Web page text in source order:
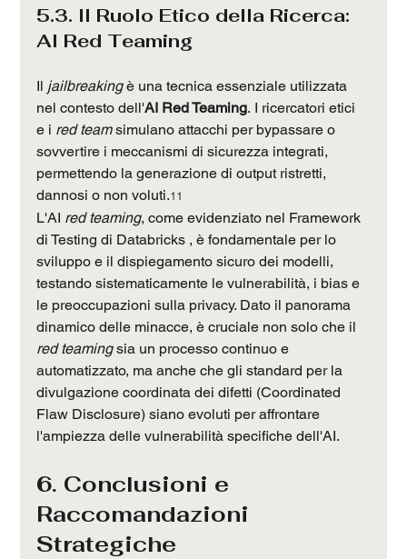
5.3. Il Ruolo Etico della Ricerca:
AI Red Teaming
Il jailbreaking è una tecnica essenziale utilizzata
nel contesto dell'AI Red Teaming. I ricercatori etici
e i red team simulano attacchi per bypassare o
sovvertire i meccanismi di sicurezza integrati,
permettendo la generazione di output ristretti,
dannosi o non voluti.11
L'AI red teaming, come evidenziato nel Framework
di Testing di Databricks , è fondamentale per lo
sviluppo e il dispiegamento sicuro dei modelli,
testando sistematicamente le vulnerabilità, i bias e
le preoccupazioni sulla privacy. Dato il panorama
dinamico delle minacce, è cruciale non solo che il
red teaming sia un processo continuo e
automatizzato, ma anche che gli standard per la
divulgazione coordinata dei difetti (Coordinated
Flaw Disclosure) siano evoluti per affrontare
l'ampiezza delle vulnerabilità specifiche dell'AI.
6. Conclusioni e
Raccomandazioni
Strategiche